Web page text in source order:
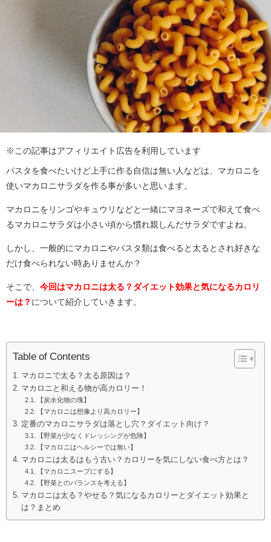
※この記事はアフィリエイト広告を利用しています
パスタを食べたいけど上手に作る自信は無い人などは、マカロニを
使いマカロニサラダを作る事が多いと思います。
マカロニをリンゴやキュウリなどと一緒にマヨネーズで和えて食べ
るマカロニサラダは小さい頃から慣れ親しんだサラダですよね。
しかし、一般的にマカロニやパスタ類は食べると太るとされ好きな
だけ食べられない時ありませんか？
そこで、 今回はマカロニは太る？ダイエット効果と気になるカロリ
ーは？ について紹介していきます。
Table of Contents
マカロニで太る？太る原因は？
マカロニと和える物が高カロリー！
【炭水化物の塊】
【マカロニは想像より高カロリー】
定番のマカロニサラダは落とし穴？ダイエット向け？
【野菜が少なくドレッシングが危険】
【マカロニはヘルシーでは無い】
マカロニは太るはもう古い？カロリーを気にしない食べ方とは？
【マカロニスープにする】
【野菜とのバランスを考える】
マカロニは太る？やせる？気になるカロリーとダイエット効果と
は？まとめ